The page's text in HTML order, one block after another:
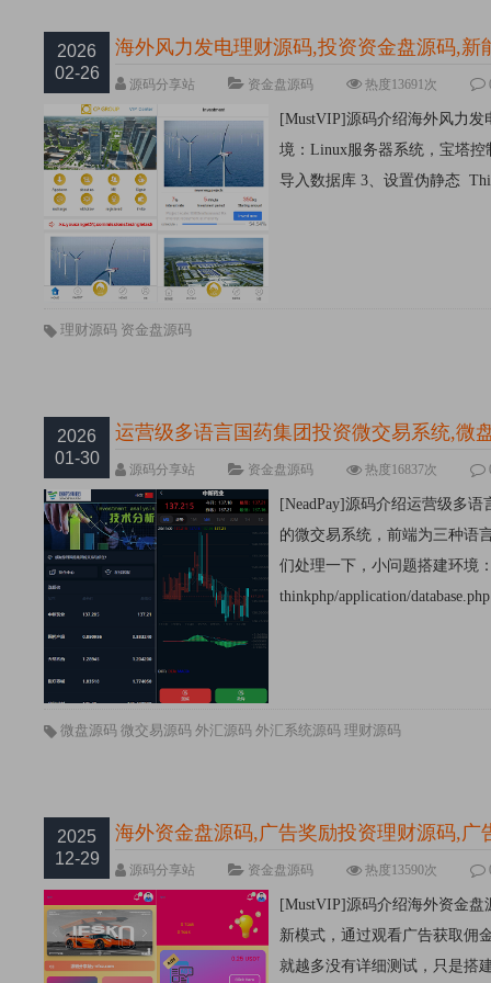
2026
02-26
海外风力发电理财源码,投资资金盘源码,新
源码分享站 资金盘源码 热度13691次
[MustVIP]源码介绍海外风力
境：Linux服务器系统，宝塔控
导入数据库 3、设置伪静态
理财源码 资金盘源码
2026
01-30
运营级多语言国药集团投资微交易系统,微
源码分享站 资金盘源码 热度16837次
[NeadPay]源码介绍运营级多
的微交易系统，前端为三种语
们处理一下，小问题搭建环境
thinkphp/application/
微盘源码 微交易源码 外汇源码 外汇系统源码 理财源码
2025
12-29
海外资金盘源码,广告奖励投资理财源码,广
源码分享站 资金盘源码 热度13590次
[MustVIP]源码介绍海外资金
新模式，通过观看广告获取佣
就越多没有详细测试，只是搭